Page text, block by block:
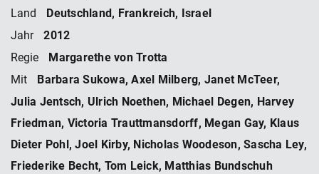
Land Deutschland, Frankreich, Israel
Jahr 2012
Regie Margarethe von Trotta
Mit
Barbara Sukowa, Axel Milberg, Janet McTeer,
Julia Jentsch, Ulrich Noethen, Michael Degen, Harvey
Friedman, Victoria Trauttmansdorff, Megan Gay, Klaus
Dieter Pohl, Joel Kirby, Nicholas Woodeson, Sascha Ley,
Friederike Becht, Tom Leick, Matthias Bundschuh